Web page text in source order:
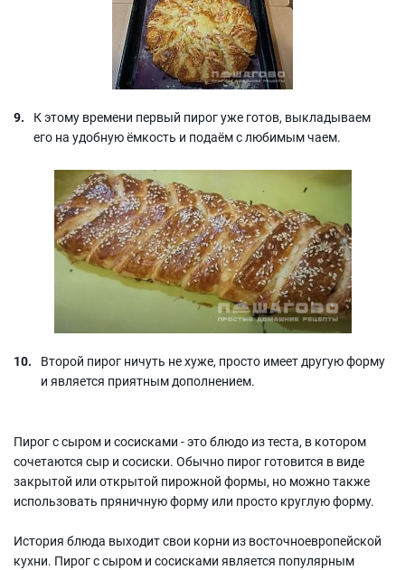
К этому времени первый пирог уже готов, выкладываем
его на удобную ёмкость и подаём с любимым чаем.
Второй пирог ничуть не хуже, просто имеет другую форму
и является приятным дополнением.
Пирог с сыром и сосисками - это блюдо из теста, в котором
сочетаются сыр и сосиски. Обычно пирог готовится в виде
закрытой или открытой пирожной формы, но можно также
использовать пряничную форму или просто круглую форму.
История блюда выходит свои корни из восточноевропейской
кухни. Пирог с сыром и сосисками является популярным